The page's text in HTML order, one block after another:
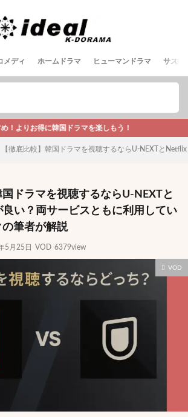
メディ ホームドラマ ヒューマンドラマ サスペ
ラマを楽しもう！
【徹底比較】韓国ドラマを視聴するならU-NEXTと
国ドラマを視聴するならU-NEXTと
い？両サービスともに利用してい
筆者が解説
5月25日 VOD 6379view
VOD